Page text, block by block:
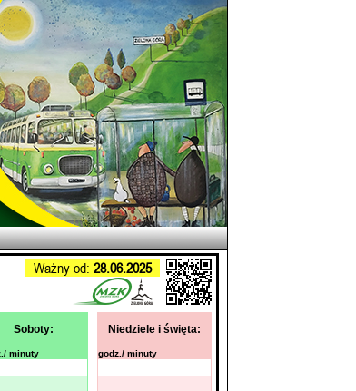
Ważny od: 28.06.2025
Soboty: Niedziele i święta:
minuty godz./ minuty